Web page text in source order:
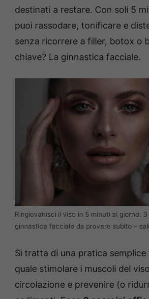
destinati a restare. Con soli 5
puoi rassodare, tonificare e
senza ricorrere a filler, botox o
chiave? La ginnastica facciale.
Ringiovanisci il viso in 5 minuti al giorno:
ginnastica facciale da provare subito –
Si tratta di una pratica semplice
quale stimolare i muscoli del
circolazione e prevenire (o